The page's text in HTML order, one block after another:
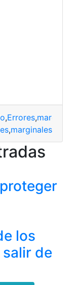
,Errores,marginale
,marginales
los
de